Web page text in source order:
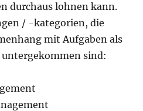
durchaus lohnen kann.
/ -kategorien, die
mit Aufgaben als
sind: